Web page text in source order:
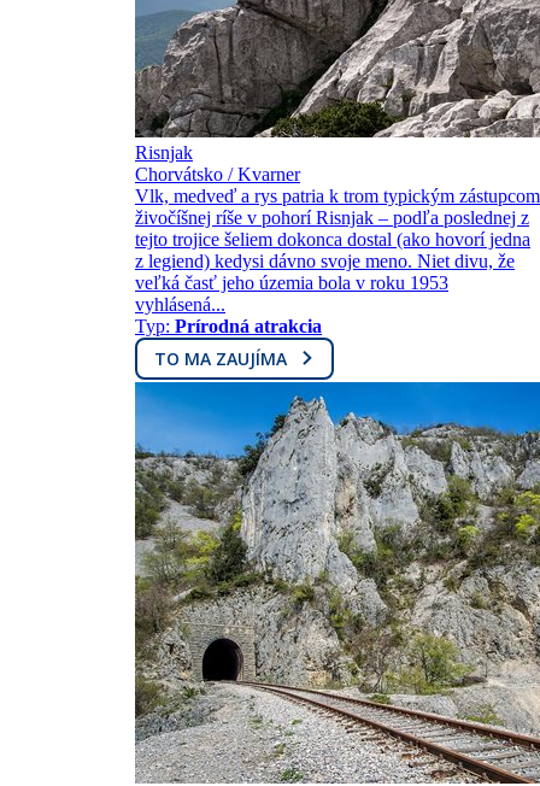
Risnjak
Chorvátsko / Kvarner
Vlk, medveď a rys patria k trom typickým zástupcom
živočíšnej ríše v pohorí Risnjak – podľa poslednej z
tejto trojice šeliem dokonca dostal (ako hovorí jedna
z legiend) kedysi dávno svoje meno. Niet divu, že
veľká časť jeho územia bola v roku 1953
vyhlásená...
Typ: Prírodná atrakcia
TO MA ZAUJÍMA